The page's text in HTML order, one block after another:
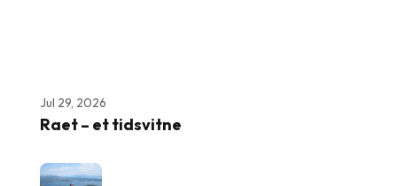
Jul 29, 2026
Raet – et tidsvitne